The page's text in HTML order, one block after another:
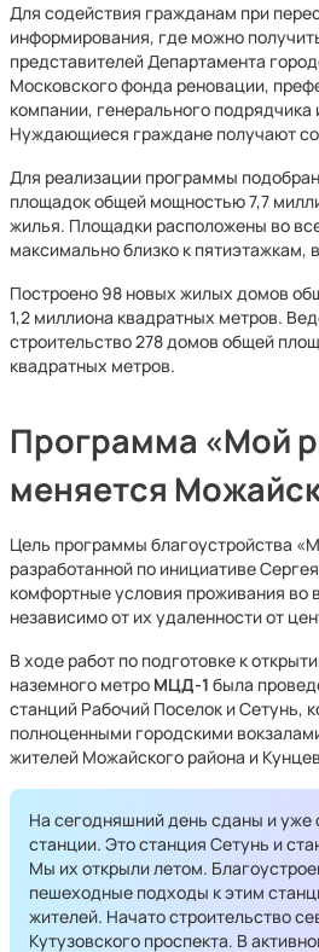
Для содействия гражданам при
информирования, где можно
представителей Департамента
Московского фонда реновации,
компании, генерального подрядчика
Нуждающиеся граждане получают
Для реализации программы
площадок общей мощностью 7,7
жилья. Площадки расположены во
максимально близко к
Построено 98 новых жилых домов
1,2 миллиона квадратных метров.
строительство 278 домов общей
квадратных метров.
Программа «Мой
меняется
Цель программы благоустройства
разработанной по инициативе
комфортные условия проживания во
независимо от их удаленности от
В ходе работ по подготовке к
наземного метро МЦД-1 была
станций Рабочий Поселок и Сетунь,
полноценными городскими
жителей Можайского района и
На сегодняшний день сданы и
станции. Это станция Сетунь и
Мы их открыли летом.
пешеходные подходы к этим
жителей. Начато строительство
Кутузовского проспекта. В